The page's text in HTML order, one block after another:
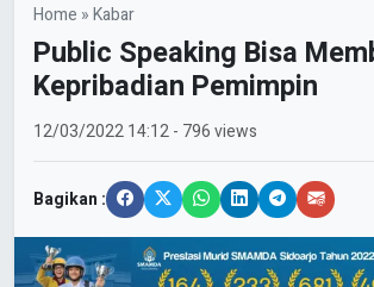
Home »Kabar
Public Speaking Bisa
Kepribadian Pemimpin
12/03/202214:12- 796 views
Bagikan :